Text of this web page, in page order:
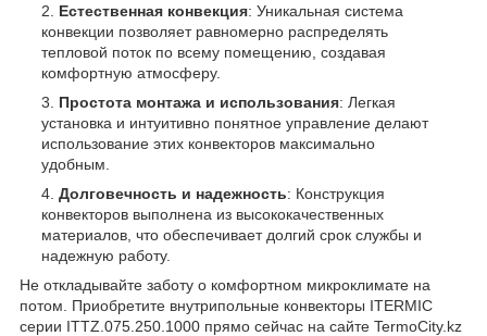
Естественная конвекция: Уникальная система
конвекции позволяет равномерно распределять
тепловой поток по всему помещению, создавая
комфортную атмосферу.
Простота монтажа и использования: Легкая
установка и интуитивно понятное управление делают
использование этих конвекторов максимально
удобным.
Долговечность и надежность: Конструкция
конвекторов выполнена из высококачественных
материалов, что обеспечивает долгий срок службы и
надежную работу.
Не откладывайте заботу о комфортном микроклимате на
потом. Приобретите внутрипольные конвекторы ITERMIC
серии ITTZ.075.250.1000 прямо сейчас на сайте TermoCity.kz